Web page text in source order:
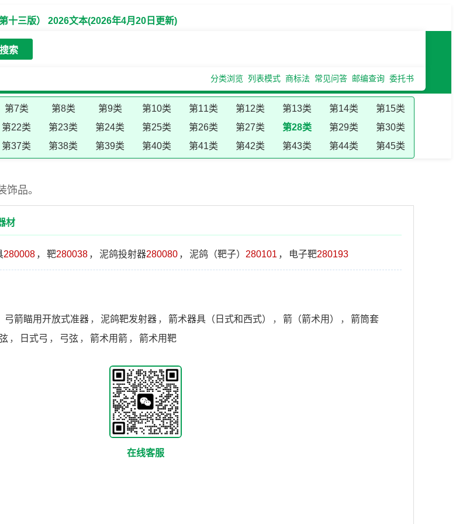
十三版） 2026文本(2026年4月20日更新)
搜索
分类浏览 列表模式 商标法 常见问答 邮编查询 委托书
第7类 第8类 第9类 第10类 第11类 第12类 第13类 第14类
第15类
第22类 第23类 第24类 第25类 第26类 第27类 第28类 第29类
第30类
第37类 第38类 第39类 第40类 第41类 第42类 第43类 第44类 第45类
品。
材
280008 ， 靶280038 ， 泥鸽投射器280080 ， 泥鸽（靶子） 280101 ， 电子靶280193
弓箭瞄用开放式准器 ， 泥鸽靶发射器 ， 箭术器具（日式和西式） ， 箭（箭术用） ，
箭筒套
， 日式弓 ， 弓弦 ， 箭术用箭 ， 箭术用靶
在线客服